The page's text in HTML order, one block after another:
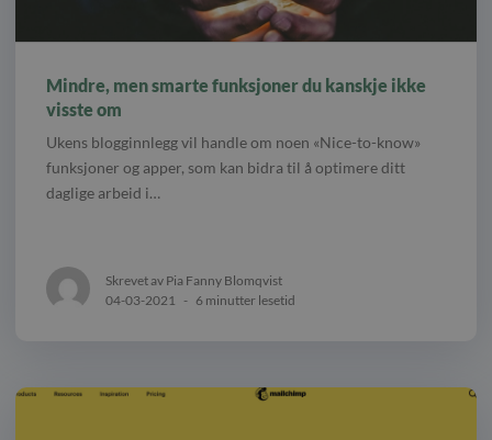
Mindre, men smarte funksjoner du kanskje ikke
visste om
Ukens blogginnlegg vil handle om noen «Nice-to-know»
funksjoner og apper, som kan bidra til å optimere ditt
daglige arbeid i…
Skrevet av Pia Fanny Blomqvist
04-03-2021
- 6 minutter lesetid